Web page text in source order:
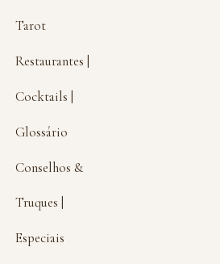
Tarot
Restaurantes |
Cocktails |
Glossário
Conselhos &
Truques |
Especiais